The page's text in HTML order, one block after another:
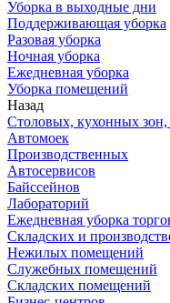
Уборка в выходные дни
Поддерживающая уборка
Разовая уборка
Ночная уборка
Ежедневная уборка
Уборка помещений
Назад
Столовых, кухонных зон,
Автомоек
Производственных
Автосервисов
Байссейнов
Лабораторий
Ежедневная уборка
Складских и
Нежилых помещений
Служебных помещений
Складских помещений